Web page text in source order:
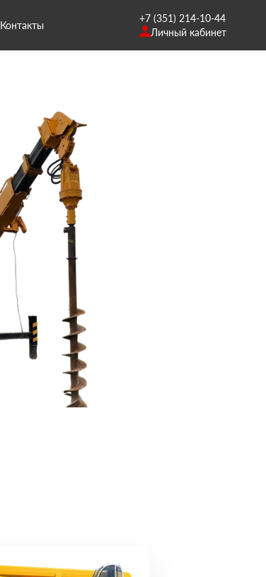
Контакты
+7 (351) 214-10-44
Личный кабинет